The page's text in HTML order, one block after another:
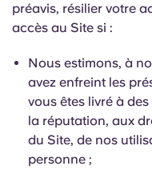
préavis, résilier votre
accès au Site si :
Nous estimons, à
avez enfreint les
vous êtes livré à
la réputation, aux
du Site, de nos
personne ;